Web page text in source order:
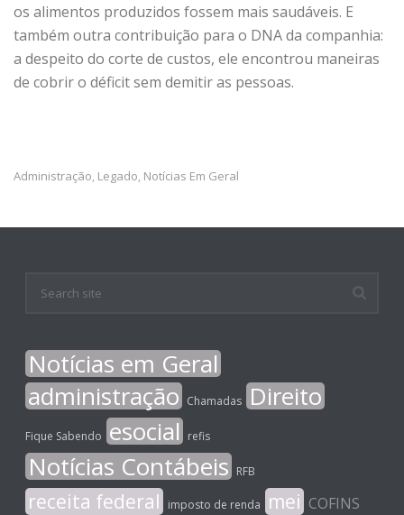
os alimentos produzidos fossem mais saudáveis. E
também outra contribuição para o DNA da companhia:
a despeito do corte de custos, ele encontrou maneiras
de cobrir o déficit sem demitir as pessoas.
Administração, Legado, Notícias Em Geral
Notícias em Geral
administração Chamadas Direito
Fique Sabendo esocial refis
Notícias Contábeis RFB
receita federal imposto de renda mei COFINS